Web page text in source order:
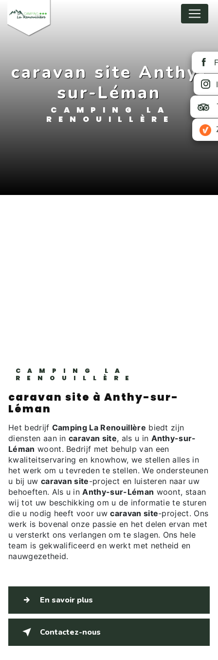
caravan site Anthy-
sur-Léman
CAMPING LA
RENOUILLÈRE
CAMPING LA
RENOUILLÈRE
caravan site à Anthy-sur-
Léman
Het bedrijf Camping La Renouillère biedt zijn
diensten aan incaravan site, als u in Anthy-sur-
Léman woont. Bedrijf met behulp van een
kwaliteitservaring en knowhow, we stellen alles in
het werk om u tevreden te stellen. We ondersteunen
u bij uw caravan site-project en luisteren naar uw
behoeften. Als u inAnthy-sur-Léman woont, staan
wij tot uw beschikking om u de informatie te sturen
die u nodig heeft voor uwcaravan site-project. Ons
werk is bovenal onze passie en het delen ervan met
u versterkt ons verlangen om te slagen. Ons hele
team is gekwalificeerd en werkt met netheid en
nauwgezetheid.
En savoir plus
Contactez-nous